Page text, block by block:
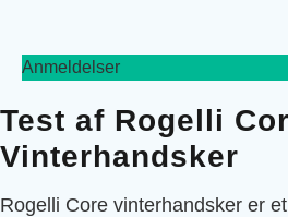
Anmeldelser
Test af Rogelli
Vinterhandsker
Rogelli Core vinterhandsker er